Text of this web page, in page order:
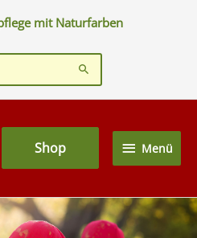
mit Naturfarben
Menü
Shop